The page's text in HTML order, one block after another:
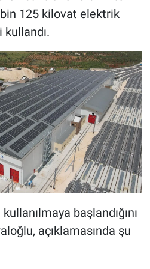
125 kilovat elektrik
başlandığını
açıklamasında şu